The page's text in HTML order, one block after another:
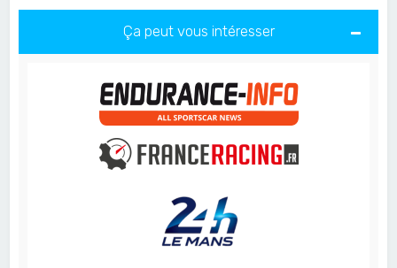
Ça peut vous intéresser